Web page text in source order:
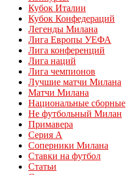
Кубок Италии
Кубок Конфедераций
Легенды Милана
Лига Европы УЕФА
Лига конференций
Лига наций
Лига чемпионов
Лучшие матчи Милана
Матчи Милана
Национальные сборные
Не футбольный Милан
Примавера
Серия А
Соперники Милана
Ставки на футбол
Статьи